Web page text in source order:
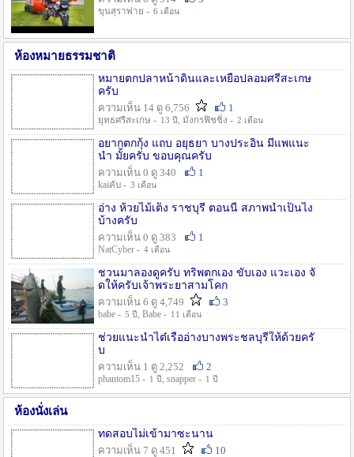
ขุนสุราพ่าย - 6 เดือน
ห้องหมายธรรมชาติ
หมายตกปลาหน้าดินและเหยื่อปลอมศรีสะเกษ
ครับ
ความเห็น 14 ดู 6,756
1
ยุทธศรีสะเกษ - 13 ปี , มังกรฟิชชิ่ง - 2 เดือน
อยากตกกุ้ง แถบ อยุธยา บางประอิน มีแพแนะ
นำ มั้ยครับ ขอบคุณครับ
ความเห็น 0 ดู 340
1
kaiคับ - 3 เดือน
อ่าง ห้วยไม้เต็ง ราชบุรี ตอนนี้ สภาพน้ำเป็นไง
บ้างครับ
ความเห็น 0 ดู 383
1
NatCyber - 4 เดือน
ชวนมาลองดูครับ ทริพตกเอง ขับเอง แวะเอง จั
ดให้ครับเจ้าพระยาสามโคก
ความเห็น 6 ดู 4,749
3
babe - 5 ปี , Babe - 11 เดือน
ช่วยแนะนำไต๋เรืออ่างบางพระชลบุรีให้ด้วยครั
บ
ความเห็น 1 ดู 2,252
2
phantom15 - 1 ปี , snapper - 1 ปี
ห้องนั่งเล่น
ทดสอบไม่เข้ามาซะนาน
ความเห็น 7 ดู 451
10